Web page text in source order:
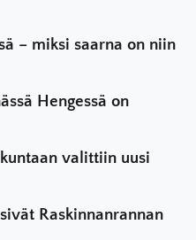
– miksi saarna on niin
Hengessä on
valittiin uusi
Raskinnanrannan